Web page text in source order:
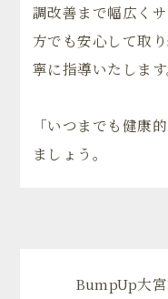
調改善まで幅広く
方でも安心して取
寧に指導いたします
「いつまでも健康
ましょう。
BumpUp大